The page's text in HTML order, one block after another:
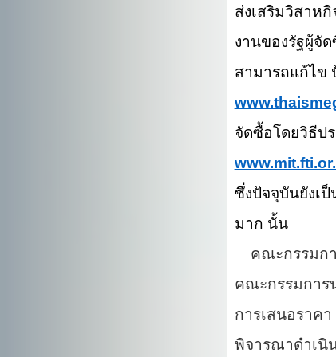
ส่งเสริมวิสาห
งานของรัฐผู้จั
สามารถแก้ไข
จัดซื้อโดยวิธีป
ซึ่งปัจจุบันยังเ
มาก นั้น
คณะกรรมกา
คณะกรรมการ
การเสนอราค
พิจารณาดำเนิ